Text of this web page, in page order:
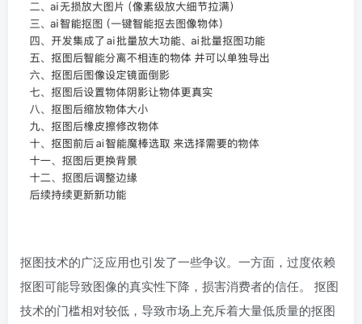
抠图技术的广泛应用也引发了一些争议。一方面，过度依赖
抠图可能导致图像的真实性下降，损害消费者的信任。 抠图
技术的门槛相对较低，导致市场上充斥着大量低质量的抠图